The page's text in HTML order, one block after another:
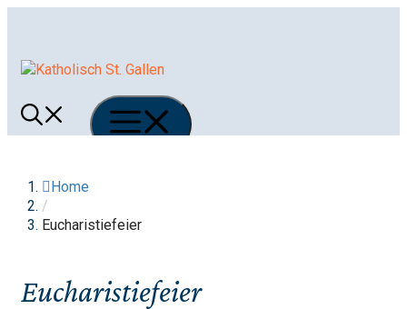
Menü
Home
/
Eucharistiefeier
Eucharistiefeier